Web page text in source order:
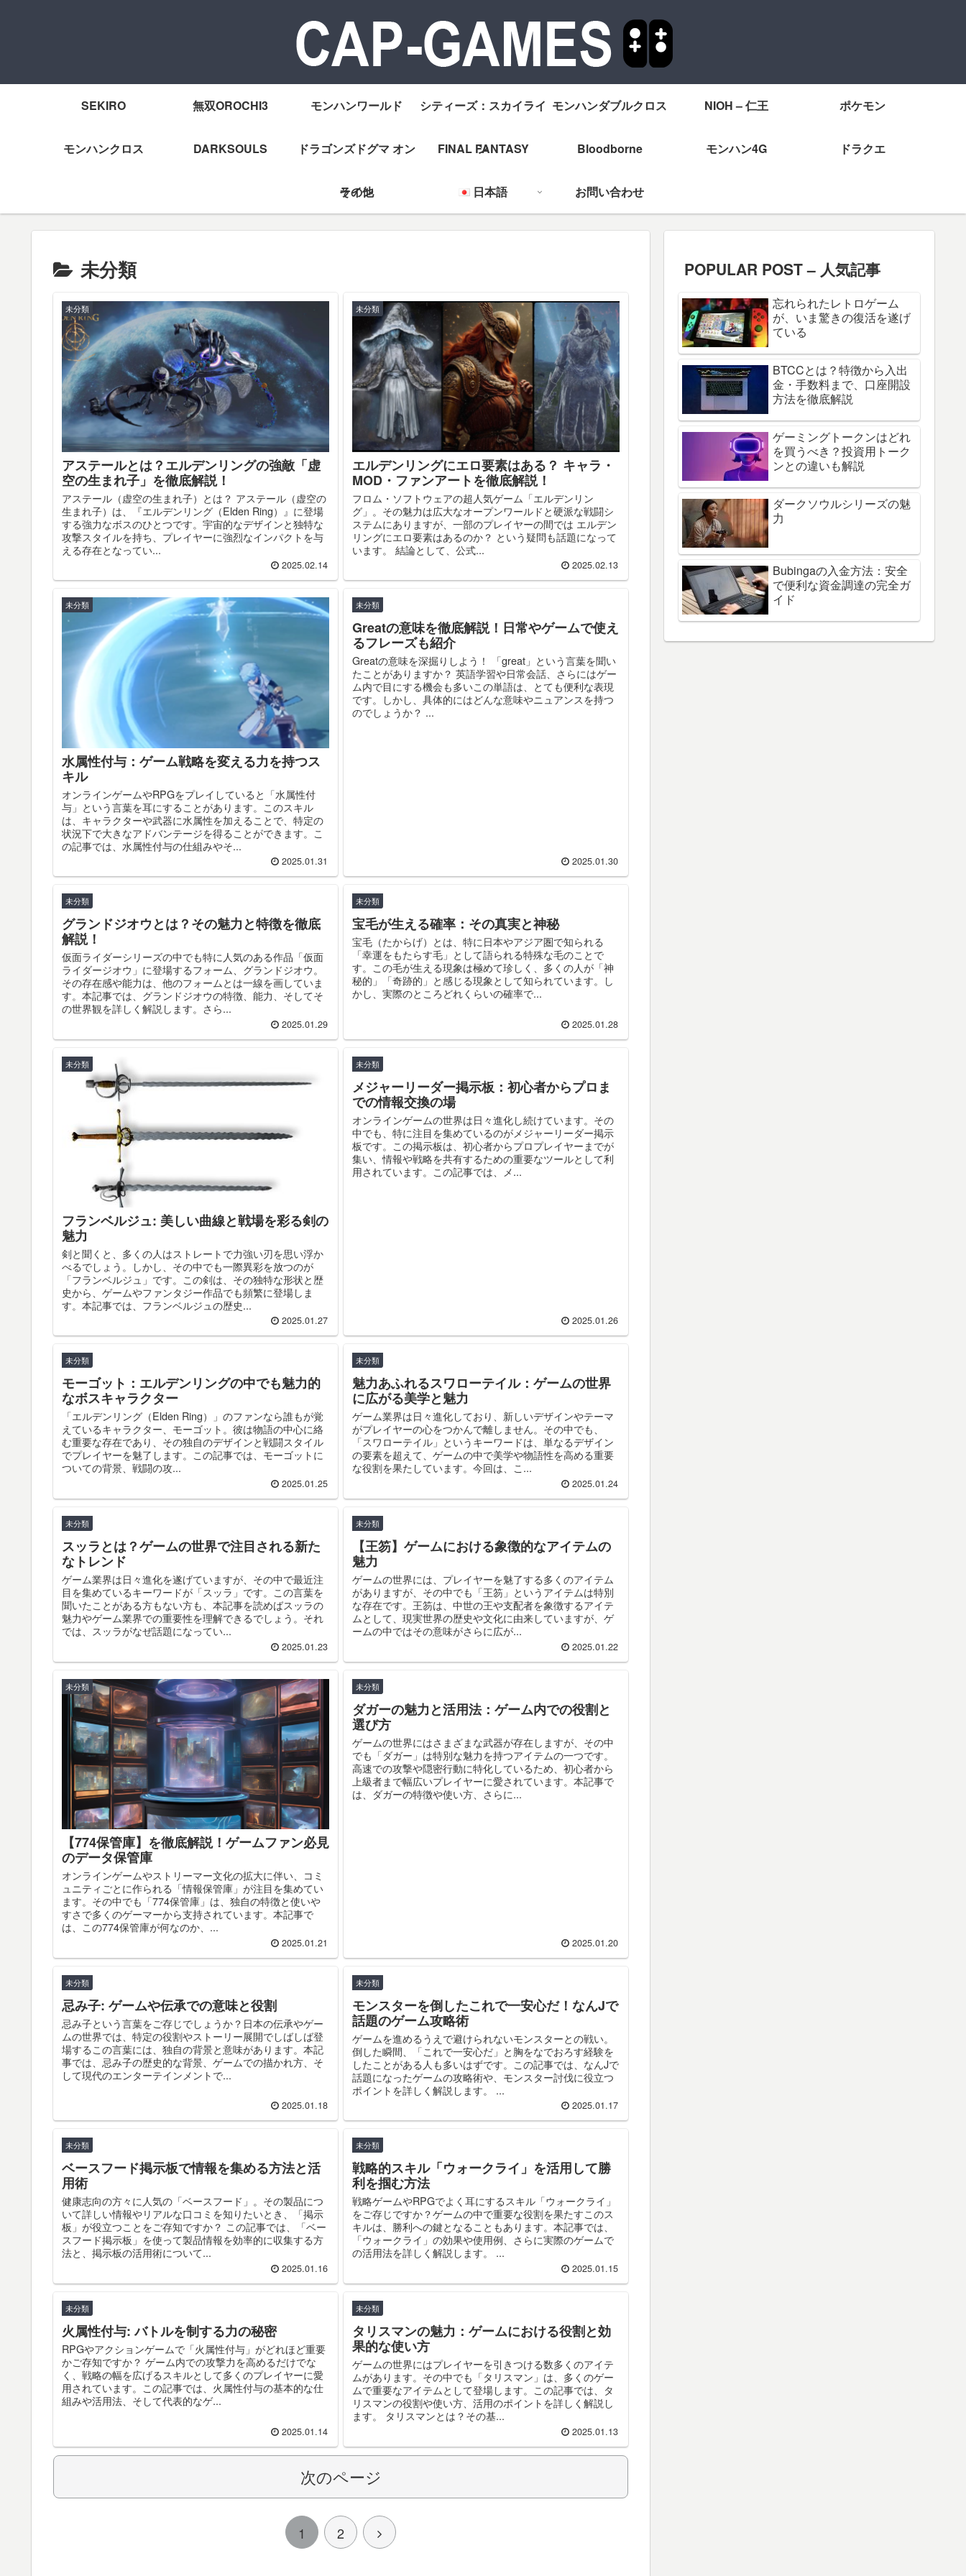
SEKIRO 無双OROCHI3 モンハンワールド シティーズ：スカイライ
ン
モンハンダブルクロス NIOH – 仁王 ポケモン
モンハンクロス DARKSOULS ドラゴンズドグマ オン
ライン
FINAL FANTASY Bloodborne モンハン4G ドラクエ
その他 日本語 お問い合わせ
未分類
未分類
アステールとは？エルデンリングの強敵「虚
空の生まれ子」を徹底解説！
アステール（虚空の生まれ子）とは？ アステール（虚空の
生まれ子）は、『エルデンリング（Elden Ring）』に登場
する強力なボスのひとつです。宇宙的なデザインと独特な
攻撃スタイルを持ち、プレイヤーに強烈なインパクトを与
える存在となってい...
2025.02.14
未分類
エルデンリングにエロ要素はある？ キャラ・
MOD・ファンアートを徹底解説！
フロム・ソフトウェアの超人気ゲーム「エルデンリン
グ」。その魅力は広大なオープンワールドと硬派な戦闘シ
ステムにありますが、一部のプレイヤーの間では エルデン
リングにエロ要素はあるのか？ という疑問も話題になって
います。 結論として、公式...
2025.02.13
未分類
水属性付与：ゲーム戦略を変える力を持つス
キル
オンラインゲームやRPGをプレイしていると「水属性付
与」という言葉を耳にすることがあります。このスキル
は、キャラクターや武器に水属性を加えることで、特定の
状況下で大きなアドバンテージを得ることができます。こ
の記事では、水属性付与の仕組みやそ...
2025.01.31
未分類
Greatの意味を徹底解説！日常やゲームで使え
るフレーズも紹介
Greatの意味を深掘りしよう！ 「great」という言葉を聞い
たことがありますか？ 英語学習や日常会話、さらにはゲー
ム内で目にする機会も多いこの単語は、とても便利な表現
です。しかし、具体的にはどんな意味やニュアンスを持つ
のでしょうか？ ...
2025.01.30
未分類
グランドジオウとは？その魅力と特徴を徹底
解説！
仮面ライダーシリーズの中でも特に人気のある作品「仮面
ライダージオウ」に登場するフォーム、グランドジオウ。
その存在感や能力は、他のフォームとは一線を画していま
す。本記事では、グランドジオウの特徴、能力、そしてそ
の世界観を詳しく解説します。さら...
2025.01.29
未分類
宝毛が生える確率：その真実と神秘
宝毛（たからげ）とは、特に日本やアジア圏で知られる
「幸運をもたらす毛」として語られる特殊な毛のことで
す。この毛が生える現象は極めて珍しく、多くの人が「神
秘的」「奇跡的」と感じる現象として知られています。し
かし、実際のところどれくらいの確率で...
2025.01.28
未分類
フランベルジュ: 美しい曲線と戦場を彩る剣の
魅力
剣と聞くと、多くの人はストレートで力強い刃を思い浮か
べるでしょう。しかし、その中でも一際異彩を放つのが
「フランベルジュ」です。この剣は、その独特な形状と歴
史から、ゲームやファンタジー作品でも頻繁に登場しま
す。本記事では、フランベルジュの歴史...
2025.01.27
未分類
メジャーリーダー掲示板：初心者からプロま
での情報交換の場
オンラインゲームの世界は日々進化し続けています。その
中でも、特に注目を集めているのがメジャーリーダー掲示
板です。この掲示板は、初心者からプロプレイヤーまでが
集い、情報や戦略を共有するための重要なツールとして利
用されています。この記事では、メ...
2025.01.26
未分類
モーゴット：エルデンリングの中でも魅力的
なボスキャラクター
「エルデンリング（Elden Ring）」のファンなら誰もが覚
えているキャラクター、モーゴット。彼は物語の中心に絡
む重要な存在であり、その独自のデザインと戦闘スタイル
でプレイヤーを魅了します。この記事では、モーゴットに
ついての背景、戦闘の攻...
2025.01.25
未分類
魅力あふれるスワローテイル：ゲームの世界
に広がる美学と魅力
ゲーム業界は日々進化しており、新しいデザインやテーマ
がプレイヤーの心をつかんで離しません。その中でも、
「スワローテイル」というキーワードは、単なるデザイン
の要素を超えて、ゲームの中で美学や物語性を高める重要
な役割を果たしています。今回は、こ...
2025.01.24
未分類
スッラとは？ゲームの世界で注目される新た
なトレンド
ゲーム業界は日々進化を遂げていますが、その中で最近注
目を集めているキーワードが「スッラ」です。この言葉を
聞いたことがある方もない方も、本記事を読めばスッラの
魅力やゲーム業界での重要性を理解できるでしょう。それ
では、スッラがなぜ話題になってい...
2025.01.23
未分類
【王笏】ゲームにおける象徴的なアイテムの
魅力
ゲームの世界には、プレイヤーを魅了する多くのアイテム
がありますが、その中でも「王笏」というアイテムは特別
な存在です。王笏は、中世の王や支配者を象徴するアイテ
ムとして、現実世界の歴史や文化に由来していますが、ゲ
ームの中ではその意味がさらに広が...
2025.01.22
未分類
【774保管庫】を徹底解説！ゲームファン必見
のデータ保管庫
オンラインゲームやストリーマー文化の拡大に伴い、コミ
ュニティごとに作られる「情報保管庫」が注目を集めてい
ます。その中でも「774保管庫」は、独自の特徴と使いや
すさで多くのゲーマーから支持されています。本記事で
は、この774保管庫が何なのか、...
2025.01.21
未分類
ダガーの魅力と活用法：ゲーム内での役割と
選び方
ゲームの世界にはさまざまな武器が存在しますが、その中
でも「ダガー」は特別な魅力を持つアイテムの一つです。
高速での攻撃や隠密行動に特化しているため、初心者から
上級者まで幅広いプレイヤーに愛されています。本記事で
は、ダガーの特徴や使い方、さらに...
2025.01.20
未分類
忌み子: ゲームや伝承での意味と役割
忌み子という言葉をご存じでしょうか？日本の伝承やゲー
ムの世界では、特定の役割やストーリー展開でしばしば登
場するこの言葉には、独自の背景と意味があります。本記
事では、忌み子の歴史的な背景、ゲームでの描かれ方、そ
して現代のエンターテインメントで...
2025.01.18
未分類
モンスターを倒したこれで一安心だ！なんJで
話題のゲーム攻略術
ゲームを進めるうえで避けられないモンスターとの戦い。
倒した瞬間、「これで一安心だ」と胸をなでおろす経験を
したことがある人も多いはずです。この記事では、なんJで
話題になったゲームの攻略術や、モンスター討伐に役立つ
ポイントを詳しく解説します。 ...
2025.01.17
未分類
ベースフード掲示板で情報を集める方法と活
用術
健康志向の方々に人気の「ベースフード」。その製品につ
いて詳しい情報やリアルな口コミを知りたいとき、「掲示
板」が役立つことをご存知ですか？ この記事では、「ベー
スフード掲示板」を使って製品情報を効率的に収集する方
法と、掲示板の活用術について...
2025.01.16
未分類
戦略的スキル「ウォークライ」を活用して勝
利を掴む方法
戦略ゲームやRPGでよく耳にするスキル「ウォークライ」
をご存じですか？ゲームの中で重要な役割を果たすこのス
キルは、勝利への鍵となることもあります。本記事では、
「ウォークライ」の効果や使用例、さらに実際のゲームで
の活用法を詳しく解説します。 ...
2025.01.15
未分類
火属性付与: バトルを制する力の秘密
RPGやアクションゲームで「火属性付与」がどれほど重要
かご存知ですか？ ゲーム内での攻撃力を高めるだけでな
く、戦略の幅を広げるスキルとして多くのプレイヤーに愛
用されています。この記事では、火属性付与の基本的な仕
組みや活用法、そして代表的なゲ...
2025.01.14
未分類
タリスマンの魅力：ゲームにおける役割と効
果的な使い方
ゲームの世界にはプレイヤーを引きつける数多くのアイテ
ムがあります。その中でも「タリスマン」は、多くのゲー
ムで重要なアイテムとして登場します。この記事では、タ
リスマンの役割や使い方、活用のポイントを詳しく解説し
ます。 タリスマンとは？その基...
2025.01.13
次のページ
1 2
POPULAR POST – 人気記事
忘れられたレトロゲーム
が、いま驚きの復活を遂げ
ている
BTCCとは？特徴から入出
金・手数料まで、口座開設
方法を徹底解説
ゲーミングトークンはどれ
を買うべき？投資用トーク
ンとの違いも解説
ダークソウルシリーズの魅
力
Bubingaの入金方法：安全
で便利な資金調達の完全ガ
イド